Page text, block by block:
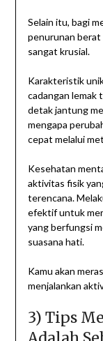
Selain itu, bagi
penurunan berat
sangat krusial.
Karakteristik
cadangan lemak
detak jantung
mengapa
cepat melalui
Kesehatan
aktivitas fisik
terencana.
efektif untuk
yang berfungsi
suasana hati.
Kamu akan
menjalankan
3) Tips